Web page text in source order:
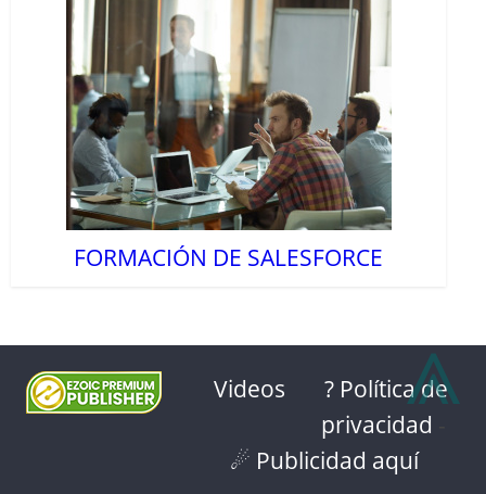
FORMACIÓN DE SALESFORCE
Videos
? Política de
privacidad
☄ Publicidad aquí
⩓